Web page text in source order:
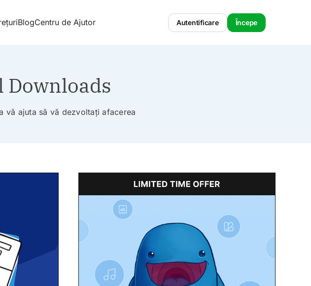
BlogCentru de Ajutor Autentificare Începe
Downloads
vă ajuta să vă dezvoltați afacerea